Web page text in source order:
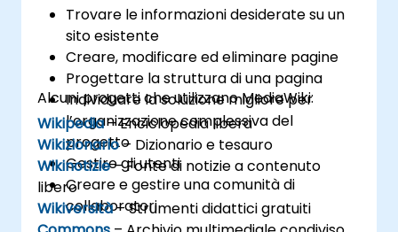
Trovare le informazioni desiderate su un
sito esistente
Creare, modificare ed eliminare pagine
Progettare la struttura di una pagina
Individuare la soluzione migliore per
l’organizzazione complessiva del
progetto
Gestire gli utenti
Creare e gestire una comunità di
collaboratori
Alcuni progetti che utilizzano MediaWiki:
Wikipedia– Enciclopedia libera
Wikizionario– Dizionario e tesauro
Wikinotizie– Fonte di notizie a contenuto
libero
Wikiversità– Strumenti didattici gratuiti